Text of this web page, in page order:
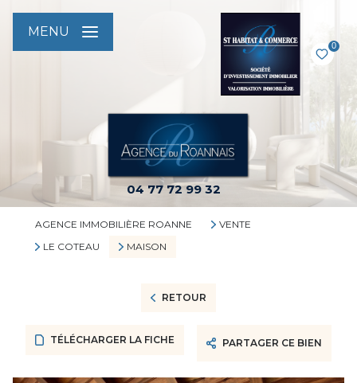
04 77 72 99 32
0
MENU
AGENCE IMMOBILIÈRE ROANNE
VENTE
LE COTEAU
MAISON
RETOUR
TÉLÉCHARGER LA FICHE PARTAGER CE BIEN